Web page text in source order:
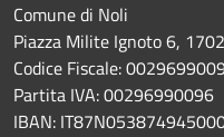
Comune di Noli
Piazza Milite Ignoto 6,
Codice Fiscale:
Partita IVA: 00296990096
IBAN: